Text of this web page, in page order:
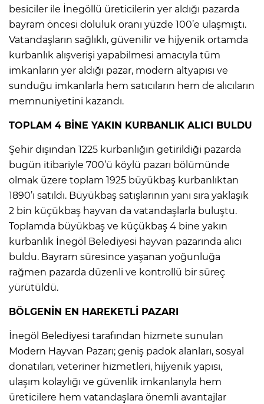
besiciler ile İnegöllü üreticilerin yer aldığı pazarda
bayram öncesi doluluk oranı yüzde 100’e ulaşmıştı.
Vatandaşların sağlıklı, güvenilir ve hijyenik ortamda
kurbanlık alışverişi yapabilmesi amacıyla tüm
imkanların yer aldığı pazar, modern altyapısı ve
sunduğu imkanlarla hem satıcıların hem de alıcıların
memnuniyetini kazandı.
TOPLAM 4 BİNE YAKIN KURBANLIK ALICI BULDU
Şehir dışından 1225 kurbanlığın getirildiği pazarda
bugün itibariyle 700’ü köylü pazarı bölümünde
olmak üzere toplam 1925 büyükbaş kurbanlıktan
1890’ı satıldı. Büyükbaş satışlarının yanı sıra yaklaşık
2 bin küçükbaş hayvan da vatandaşlarla buluştu.
Toplamda büyükbaş ve küçükbaş 4 bine yakın
kurbanlık İnegöl Belediyesi hayvan pazarında alıcı
buldu. Bayram süresince yaşanan yoğunluğa
rağmen pazarda düzenli ve kontrollü bir süreç
yürütüldü.
BÖLGENİN EN HAREKETLİ PAZARI
İnegöl Belediyesi tarafından hizmete sunulan
Modern Hayvan Pazarı; geniş padok alanları, sosyal
donatıları, veteriner hizmetleri, hijyenik yapısı,
ulaşım kolaylığı ve güvenlik imkanlarıyla hem
üreticilere hem vatandaşlara önemli avantajlar